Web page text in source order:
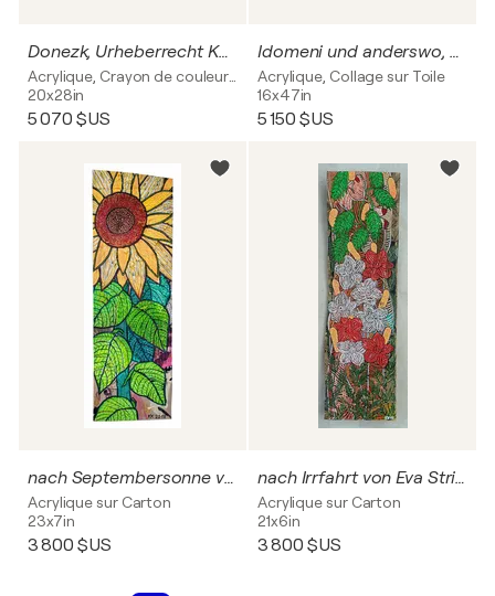
Donezk, Urheberrecht Katharina Kretschmer
20x28in
5 070 $US
Idomeni und anderswo, Urheberrecht Katharina Kretschmer
Acrylique, Collage sur Toile
16x47in
5 150 $US
nach Septembersonne von Eva Strittmatter, Urheberrecht Katharina Kretschmer - Verkauf als gesamten Zyklus
Acrylique sur Carton
23x7in
3 800 $US
nach Irrfahrt von Eva Strittmatter, Urheberrecht Katharina Kretschmer - Verkauf als gesamten Zyklus
Acrylique sur Carton
21x6in
3 800 $US